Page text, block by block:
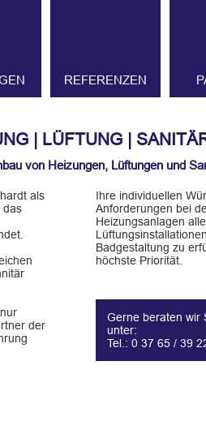
REFERENZEN
| LÜFTUNG |
von Heizungen, Lüftungen und
als
das
der
Ihre individuellen
Anforderungen bei
Heizungsanlagen
Badgestaltung zu
höchste Priorität.
Gerne beraten wir
unter:
Tel.: 0 37 65 / 39